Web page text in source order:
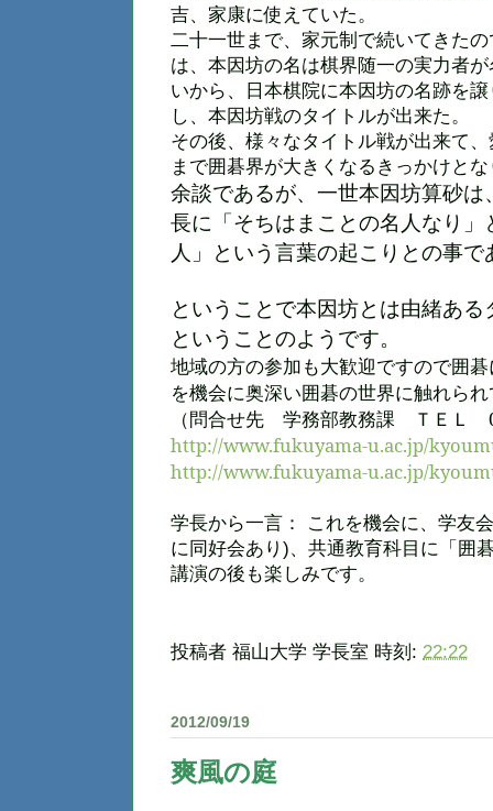
吉、家康に使えていた。
二十一世まで、家元制で続いてきた
は、本因坊の名は棋界随一の実力者
いから、日本棋院に本因坊の名跡を
し、本因坊戦のタイトルが出来た。
その後、様々なタイトル戦が出来て
まで囲碁界が大きくなるきっかけと
余談であるが、 一世本因坊算砂は
長に「そちはまことの名人なり
人」という言葉の起こりとの事で
ということで本因坊とは由緒あ
ということのようです。
地域の方の参加も大歓迎ですので囲
を機会に奥深い囲碁の世界に触れら
（問合せ先 学務部教務課 ＴＥＬ
http://www.fukuyama-u.ac.jp/
http://www.fukuyama-u.ac.jp/
学長から一言： これを機会に、学友
に同好会あり)、共通教育科目に「囲
講演の後も楽しみです。
投稿者 福山大学 学長室 時刻: 22:22
2012/09/19
爽風の庭